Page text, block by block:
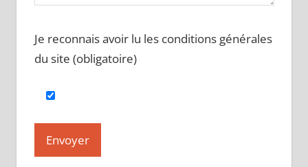
Je reconnais avoir lu les conditions générales
du site (obligatoire)